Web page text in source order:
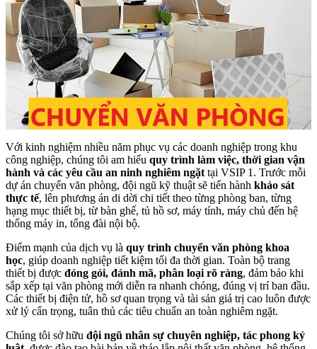
Với kinh nghiệm nhiều năm phục vụ các doanh nghiệp trong khu
công nghiệp, chúng tôi am hiểu quy trình làm việc, thời gian vận
hành và các yêu cầu an ninh nghiêm ngặttại VSIP 1. Trước mỗi
dự án chuyển văn phòng, đội ngũ kỹ thuật sẽ tiến hành khảo sát
thực tế, lên phương án di dời chi tiết theo từng phòng ban, từng
hạng mục thiết bị, từ bàn ghế, tủ hồ sơ, máy tính, máy chủ đến hệ
thống máy in, tổng đài nội bộ.
Điểm mạnh của dịch vụ là quy trình chuyển văn phòng khoa
học, giúp doanh nghiệp tiết kiệm tối đa thời gian. Toàn bộ trang
thiết bị được đóng gói, đánh mã, phân loại rõ ràng, đảm bảo khi
sắp xếp tại văn phòng mới diễn ra nhanh chóng, đúng vị trí ban đầu.
Các thiết bị điện tử, hồ sơ quan trọng và tài sản giá trị cao luôn được
xử lý cẩn trọng, tuân thủ các tiêu chuẩn an toàn nghiêm ngặt.
Chúng tôi sở hữu đội ngũ nhân sự chuyên nghiệp, tác phong kỷ